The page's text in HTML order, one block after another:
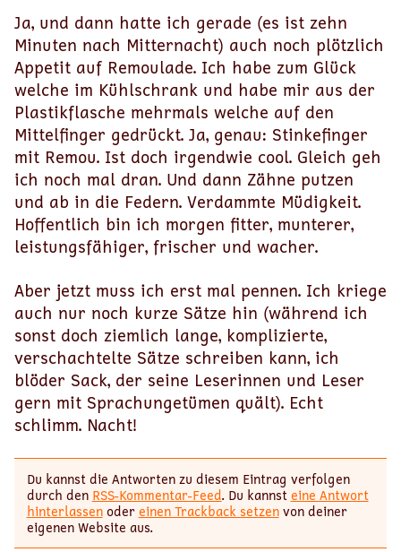
Ja, und dann hatte ich gerade (es ist zehn
Minuten nach Mitternacht) auch noch plötzlich
Appetit auf Remoulade. Ich habe zum Glück
welche im Kühlschrank und habe mir aus der
Plastikflasche mehrmals welche auf den
Mittelfinger gedrückt. Ja, genau: Stinkefinger
mit Remou. Ist doch irgendwie cool. Gleich geh
ich noch mal dran. Und dann Zähne putzen
und ab in die Federn. Verdammte Müdigkeit.
Hoffentlich bin ich morgen fitter, munterer,
leistungsfähiger, frischer und wacher.
Aber jetzt muss ich erst mal pennen. Ich kriege
auch nur noch kurze Sätze hin (während ich
sonst doch ziemlich lange, komplizierte,
verschachtelte Sätze schreiben kann, ich
blöder Sack, der seine Leserinnen und Leser
gern mit Sprachungetümen quält). Echt
schlimm. Nacht!
Du kannst die Antworten zu diesem Eintrag verfolgen
durch den RSS-Kommentar-Feed. Du kannsteine Antwort
hinterlassenodereinen Trackback setzenvon deiner
eigenen Website aus.